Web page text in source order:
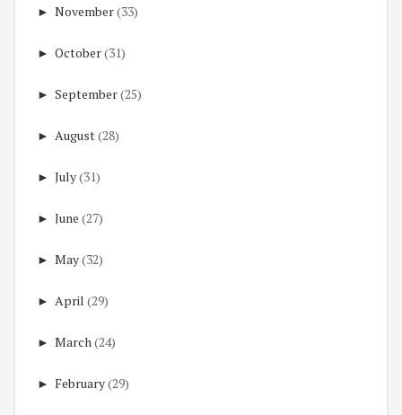
► November(33)
► October(31)
► September(25)
► August(28)
► July(31)
► June (27)
► May(32)
► April (29)
► March(24)
► February(29)